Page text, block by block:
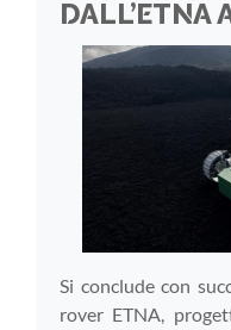
DALL’ETNA
Si conclude con
rover ETNA,